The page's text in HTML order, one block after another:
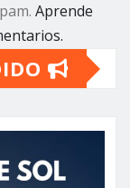
Aprende